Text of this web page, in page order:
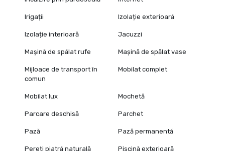
Irigații Izolație exterioară
Izolație interioară Jacuzzi
Mașină de spălat rufe Mașină de spălat vase
Mijloace de transport în
comun
Mobilat complet
Mobilat lux Mochetă
Parcare deschisă Parchet
Pază Pază permanentă
Pereți piatră naturală Piscină exterioară